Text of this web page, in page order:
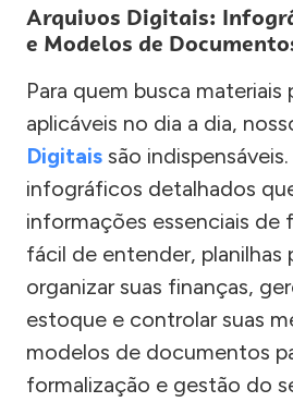
Arquivos Digitais:
e Modelos de
Para quem busca materiais
aplicáveis no dia a dia,
Digitais são
infográficos detalhados
informações essenciais de
fácil de entender, planilhas
organizar suas finanças,
estoque e controlar suas
modelos de documentos
formalização e gestão do